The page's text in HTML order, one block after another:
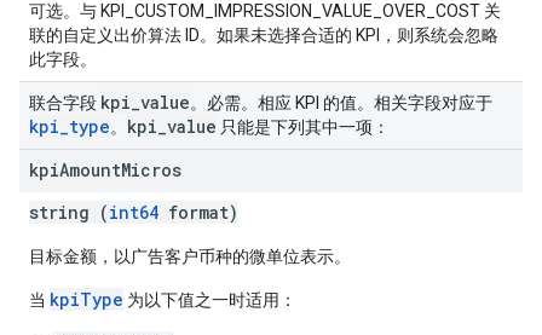
可选。与 KPI_CUSTOM_IMPRESSION_VALUE_OVER_COST 关
联的自定义出价算法 ID。如果未选择合适的 KPI，则系统会忽略
此字段。
联合字段 kpi value。必需。相应 KPI 的值。相关字段对应于
kpi_type。 kpi value 只能是下列其中一项：
kpiAmountMicros
string (int64 format)
目标金额，以广告客户币种的微单位表示。
当 kpiType 为以下值之一时适用：